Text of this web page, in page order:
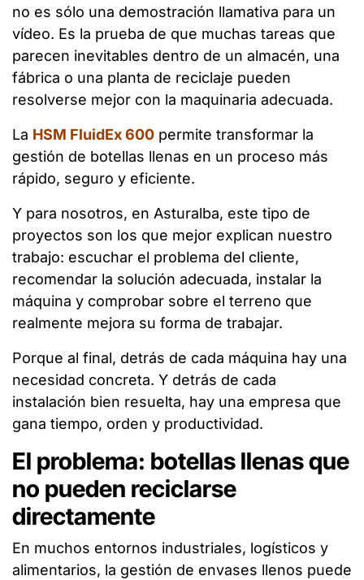
no es sólo una demostración llamativa para un
vídeo. Es la prueba de que muchas tareas que
parecen inevitables dentro de un almacén, una
fábrica o una planta de reciclaje pueden
resolverse mejor con la maquinaria adecuada.
La HSM FluidEx 600 permite transformar la
gestión de botellas llenas en un proceso más
rápido, seguro y eficiente.
Y para nosotros, en Asturalba, este tipo de
proyectos son los que mejor explican nuestro
trabajo: escuchar el problema del cliente,
recomendar la solución adecuada, instalar la
máquina y comprobar sobre el terreno que
realmente mejora su forma de trabajar.
Porque al final, detrás de cada máquina hay una
necesidad concreta. Y detrás de cada
instalación bien resuelta, hay una empresa que
gana tiempo, orden y productividad.
El problema: botellas llenas que
no pueden reciclarse
directamente
En muchos entornos industriales, logísticos y
alimentarios, la gestión de envases llenos puede